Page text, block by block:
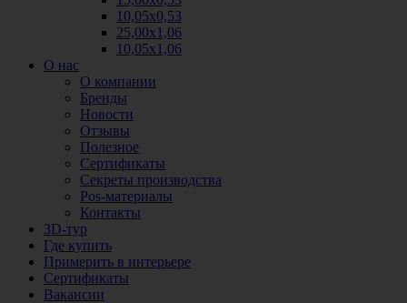
10,05х0,53
25,00х1,06
10,05х1,06
О нас
О компании
Бренды
Новости
Отзывы
Полезное
Сертификаты
Секреты производства
Pos-материалы
Контакты
3D-тур
Где купить
Примерить в интерьере
Сертификаты
Вакансии